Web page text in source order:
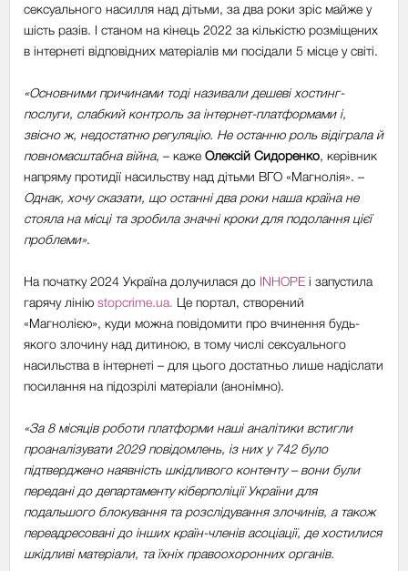
сексуального насилля над дітьми, за два роки зріс майже у
шість разів. І станом на кінець 2022 за кількістю розміщених
в інтернеті відповідних матеріалів ми посідали 5 місце у світі.
«Основними причинами тоді називали дешеві хостинг-
послуги, слабкий контроль за інтернет-платформами і,
звісно ж, недостатню регуляцію. Не останню роль відіграла й
повномасштабна війна, – каже Олексій Сидоренко, керівник
напряму протидії насильству над дітьми ВГО «Магнолія». –
Однак, хочу сказати, що останні два роки наша країна не
стояла на місці та зробила значні кроки для подолання цієї
проблеми».
На початку 2024 Україна долучилася до INHOPE і запустила
гарячу лінію stopcrime.ua. Це портал, створений
«Магнолією», куди можна повідомити про вчинення будь-
якого злочину над дитиною, в тому числі сексуального
насильства в інтернеті – для цього достатньо лише надіслати
посилання на підозрілі матеріали (анонімно).
«За 8 місяців роботи платформи наші аналітики встигли
проаналізувати 2029 повідомлень, із них у 742 було
підтверджено наявність шкідливого контенту – вони були
передані до департаменту кіберполіції України для
подальшого блокування та розслідування злочинів, а також
переадресовані до інших країн-членів асоціації, де хостилися
шкідливі матеріали, та їхніх правоохоронних органів.